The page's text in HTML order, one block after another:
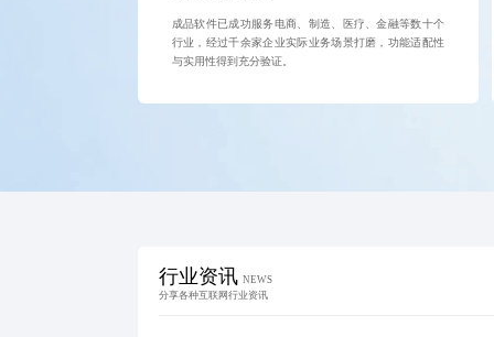
成品软件已成功服务电商、制造、医疗、金融等数十个
行业，经过千余家企业实际业务场景打磨，功能适配性
与实用性得到充分验证。
行业资讯 NEWS
分享各种互联网行业资讯